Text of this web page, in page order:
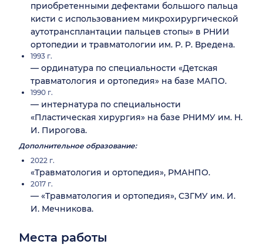
приобретенными дефектами большого пальца
кисти с использованием микрохирургической
аутотрансплантации пальцев стопы» в РНИИ
ортопедии и травматологии им. Р. Р. Вредена.
1993 г.
— ординатура по специальности «Детская
травматология и ортопедия» на базе МАПО.
1990 г.
— интернатура по специальности
«Пластическая хирургия» на базе РНИМУ им. Н.
И. Пирогова.
Дополнительное образование:
2022 г.
«Травматология и ортопедия», РМАНПО.
2017 г.
— «Травматология и ортопедия», СЗГМУ им. И.
И. Мечникова.
Места работы